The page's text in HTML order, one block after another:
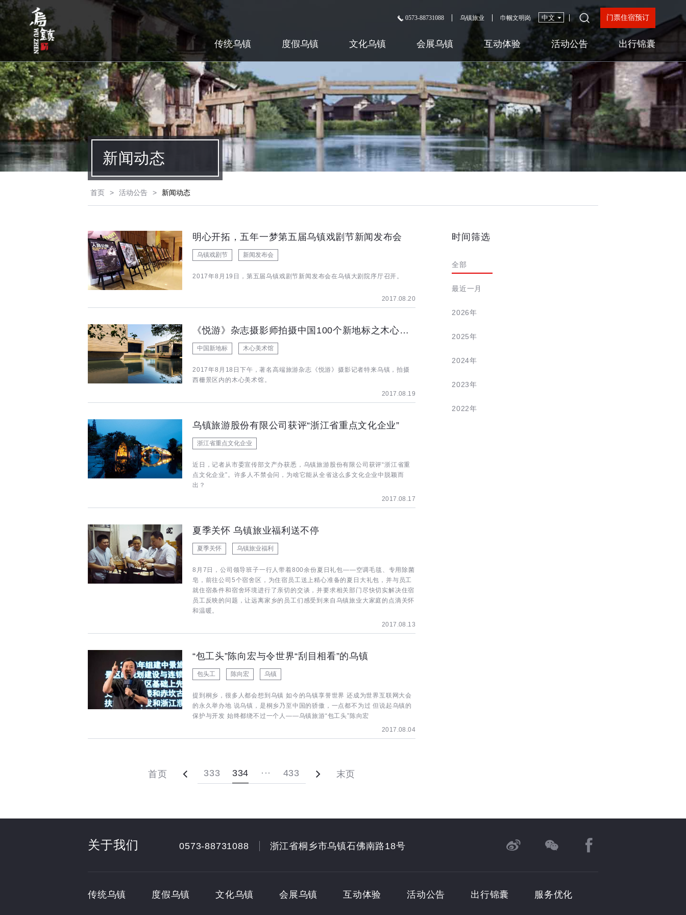
0573-88731088 乌镇旅业 巾帼文明岗 门票住宿预订
传统乌镇 度假乌镇 文化乌镇 会展乌镇 互动体验 活动公告 出行锦囊
新闻动态
首页 > 活动公告 > 新闻动态
明心开拓，五年一梦第五届乌镇戏剧节新闻发布会
乌镇戏剧节 新闻发布会
2017年8月19日，第五届乌镇戏剧节新闻发布会在乌镇大剧院序厅召开。
2017.08.20
《悦游》杂志摄影师拍摄中国100个新地标之木心美术馆
中国新地标 木心美术馆
2017年8月18日下午，著名高端旅游杂志《悦游》摄影记者特来乌镇，拍摄
西栅景区内的木心美术馆。
2017.08.19
乌镇旅游股份有限公司获评“浙江省重点文化企业”
浙江省重点文化企业
近日，记者从市委宣传部文产办获悉，乌镇旅游股份有限公司获评“浙江省重
点文化企业”。许多人不禁会问，为啥它能从全省这么多文化企业中脱颖而
出？
2017.08.17
夏季关怀 乌镇旅业福利送不停
夏季关怀 乌镇旅业福利
8月7日，公司领导班子一行人带着800余份夏日礼包——空调毛毯、专用除菌
皂，前往公司5个宿舍区，为住宿员工送上精心准备的夏日大礼包，并与员工
就住宿条件和宿舍环境进行了亲切的交谈，并要求相关部门尽快切实解决住宿
员工反映的问题，让远离家乡的员工们感受到来自乌镇旅业大家庭的点滴关怀
和温暖。
2017.08.13
“包工头”陈向宏与令世界“刮目相看”的乌镇
包头工 陈向宏 乌镇
提到桐乡，很多人都会想到乌镇 如今的乌镇享誉世界 还成为世界互联网大会
的永久举办地 说乌镇，是桐乡乃至中国的骄傲，一点都不为过 但说起乌镇的
保护与开发 始终都绕不过一个人——乌镇旅游“包工头”陈向宏
2017.08.04
首页 333 334 ··· 433 末页
时间筛选
全部
最近一月
2026年
2025年
2024年
2023年
2022年
关于我们 0573-88731088 浙江省桐乡市乌镇石佛南路18号
传统乌镇 度假乌镇 文化乌镇 会展乌镇 互动体验 活动公告 出行锦囊 服务优化